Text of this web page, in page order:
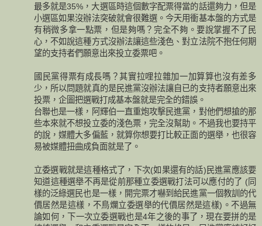
最多就是35%，大選區時這個數字配票得當的話還夠力，但是
小選區如果沒辦法突破就會很難選。今天用衝基本盤的方式是
有稍微多拿一點票，但是夠嗎？完全不夠。要說掌握不了民
心，不如說這種方式沒辦法讓這些淺色、對立法院不抱任何期
望的支持者們願意出來投立委票吧。
國民黨得票有成長嗎？其實拉哩拉雜加一加算算也沒有差多
少，所以問題就真的是民進黨沒辦法讓自已的支持者願意出來
投票，企圖把選戰打成基本盤就是完全的錯誤。
台聯也是一樣，阿輝伯一直重炮攻擊民進黨，對他們想搶的那
些本來就不想投立委的淺色票，完全沒幫助。不過我也要持平
的說，媒體大多偏藍，就算你想要打比較正面的選舉，也很容
易被媒體扭曲成負面就是了。
立委選戰就是這種格式了，下次(如果還有的話)民進黨應該要
知道這種選舉不再是從前那種立委選戰打法可以應付的了 (同
樣的泛綠選民也是一樣，開完票才嚇到給民進黨一個教訓的代
價居然是這樣，不鳥爛立委選舉的代價居然是這樣)。不過無
論如何，下一次立委選戰也是4年之後的事了，現在要拼的是